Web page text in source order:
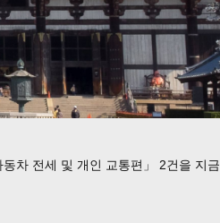
차 전세 및 개인 교통편」 2건을 지금